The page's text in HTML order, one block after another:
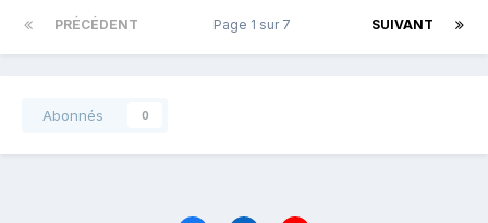
PRÉCÉDENT SUIVANT
Page 1 sur 7
Abonnés 0